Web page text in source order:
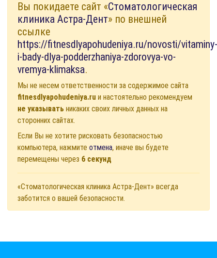
Вы покидаете сайт «Стоматологическая
клиника Астра-Дент» по внешней
ссылке
https://fitnesdlyapohudeniya.ru/novosti/vitaminy-
i-bady-dlya-podderzhaniya-zdorovya-vo-
vremya-klimaksa.
Мы не несем ответственности за содержимое сайта
fitnesdlyapohudeniya.ru и настоятельно рекомендуем
не указывать никаких своих личных данных на
сторонних сайтах.
Если Вы не хотите рисковать безопасностью
компьютера, нажмите отмена, иначе вы будете
перемещены через 6 секунд
«Стоматологическая клиника Астра-Дент» всегда
заботится о вашей безопасности.